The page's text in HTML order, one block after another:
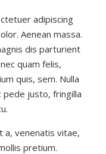
adipiscing
Aenean massa.
dis parturient
quam felis,
quis, sem. Nulla
pede justo, fringilla
a, venenatis vitae,
pretium.